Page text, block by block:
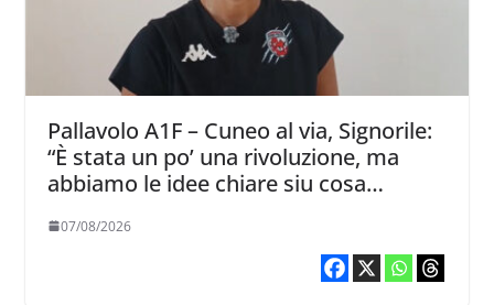
Pallavolo A1F – Cuneo al via, Signorile:
“È stata un po’ una rivoluzione, ma
abbiamo le idee chiare siu cosa
07/08/2026